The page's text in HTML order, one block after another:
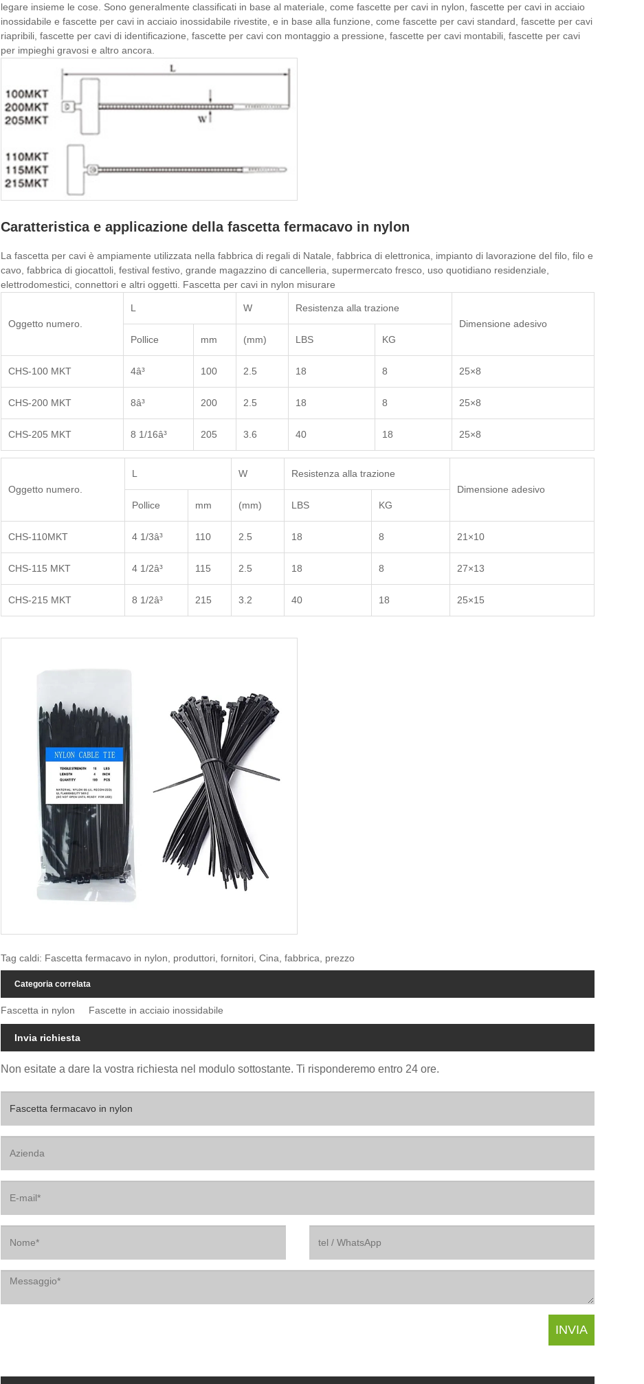
legare insieme le cose. Sono generalmente classificati in base al materiale, come fascette per cavi in ​​nylon, fascette per cavi in ​​acciaio
inossidabile e fascette per cavi in ​​acciaio inossidabile rivestite, e in base alla funzione, come fascette per cavi standard, fascette per cavi
riapribili, fascette per cavi di identificazione, fascette per cavi con montaggio a pressione, fascette per cavi montabili, fascette per cavi
per impieghi gravosi e altro ancora.
Caratteristica e applicazione della fascetta fermacavo in nylon
La fascetta per cavi è ampiamente utilizzata nella fabbrica di regali di Natale, fabbrica di elettronica, impianto di lavorazione del filo, filo e
cavo, fabbrica di giocattoli, festival festivo, grande magazzino di cancelleria, supermercato fresco, uso quotidiano residenziale,
elettrodomestici, connettori e altri oggetti. Fascetta per cavi in ​​nylon misurare
Oggetto numero.
L W
Resistenza alla trazione
Dimensione adesivo
Pollice
mm (mm) LBS KG
CHS-100 MKT 4â³ 100 2.5 18 8 25×8
CHS-200 MKT 8â³ 200 2.5 18 8 25×8
CHS-205 MKT 8 1/16â³ 205 3.6 40 18 25×8
Oggetto numero.
L W
Resistenza alla trazione
Dimensione adesivo
Pollice
mm (mm) LBS KG
CHS-110MKT 4 1/3â³ 110 2.5 18 8 21×10
CHS-115 MKT 4 1/2â³ 115 2.5 18 8 27×13
CHS-215 MKT 8 1/2â³ 215 3.2 40 18 25×15
Tag caldi: Fascetta fermacavo in nylon, produttori, fornitori, Cina, fabbrica, prezzo
Categoria correlata
Fascetta in nylon Fascette in acciaio inossidabile
Invia richiesta
Non esitate a dare la vostra richiesta nel modulo sottostante. Ti risponderemo entro 24 ore.